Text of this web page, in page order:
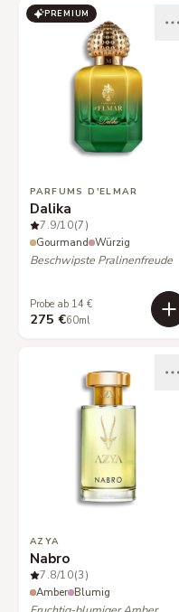
PREMIUM
PARFUMS D'ELMAR
Dalika
7.9/10(7)
Gourmand Würzig
Beschwipste Pralinenfreude
Probe ab 14 €
275 €60ml
AZYA
Nabro
7.8/10(3)
Amber Blumig